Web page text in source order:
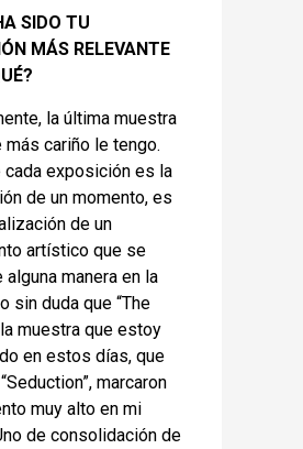
SIDO TU
MÁS RELEVANTE
la última muestra
más cariño le tengo.
cada exposición es la
de un momento, es
de un
artístico que se
alguna manera en la
sin duda que “The
la muestra que estoy
en estos días, que
marcaron
muy alto en mi
de consolidación de